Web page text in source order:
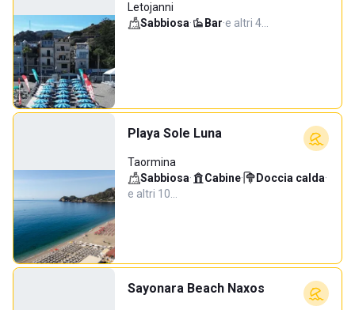
Letojanni
Sabbiosa· Bar·e altri 4…
Playa Sole Luna
Taormina
Sabbiosa· Cabine· Doccia calda·
e altri 10…
Sayonara Beach Naxos